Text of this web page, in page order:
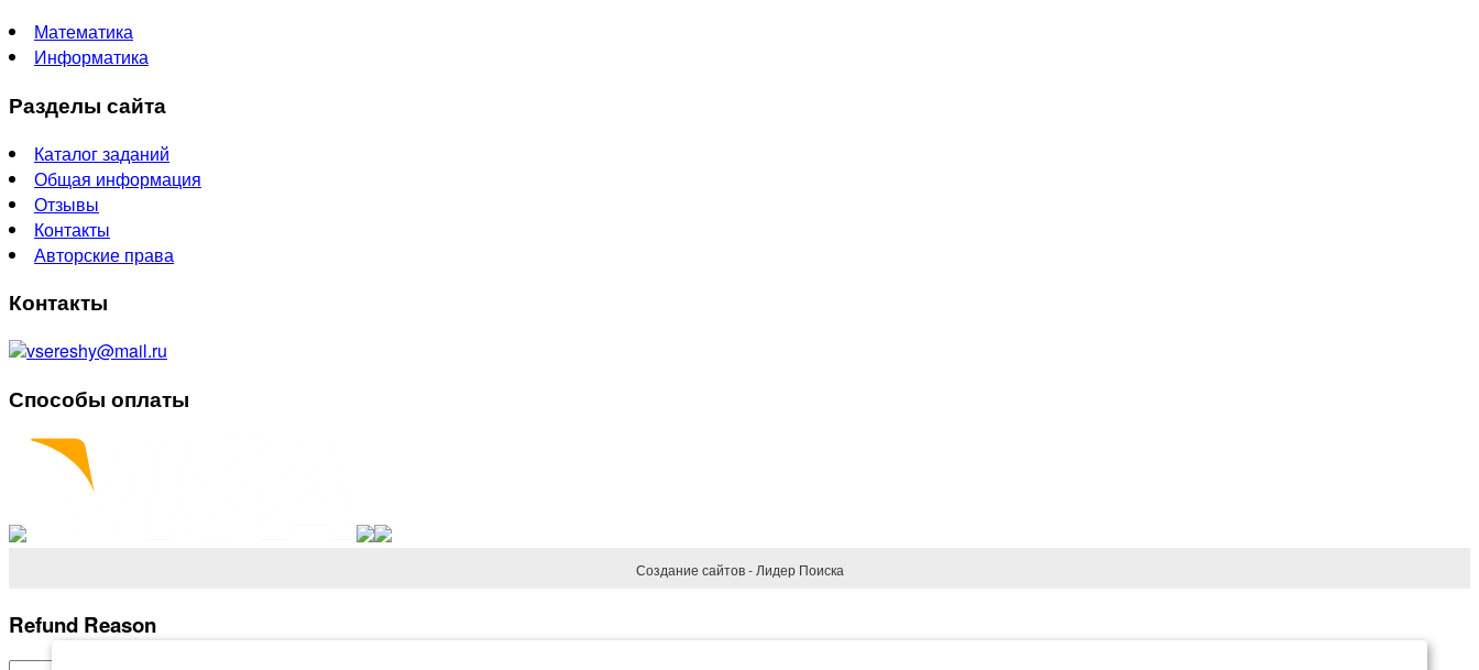
Математика
Информатика
Разделы сайта
Каталог заданий
Общая информация
Отзывы
Контакты
Авторские права
Контакты
vsereshy@mail.ru
Способы оплаты
Создание сайтов - Лидер Поиска
Refund Reason